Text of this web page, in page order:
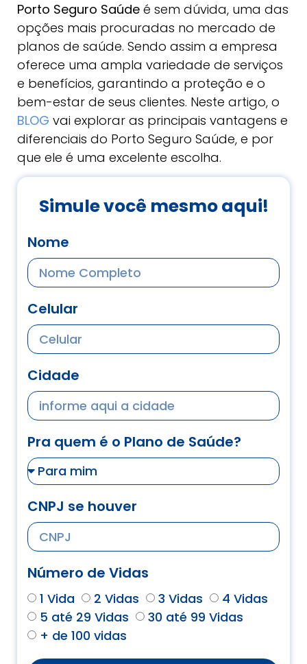
Porto Seguro Saúde é sem dúvida, uma das
opções mais procuradas no mercado de
planos de saúde. Sendo assim a empresa
oferece uma ampla variedade de serviços
e benefícios, garantindo a proteção e o
bem-estar de seus clientes. Neste artigo, o
BLOG vai explorar as principais vantagens e
diferenciais do Porto Seguro Saúde, e por
que ele é uma excelente escolha.
Simule você mesmo aqui!
Nome
Celular
Cidade
Pra quem é o Plano de Saúde?
CNPJ se houver
Número de Vidas
1 Vida 2 Vidas 3 Vidas
4 Vidas
5 até 29 Vidas
30 até 99 Vidas
+ de 100 vidas